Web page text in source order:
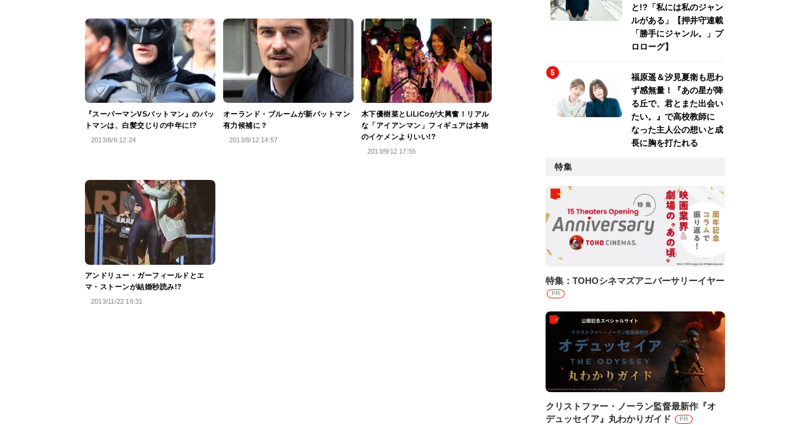
『スーパーマンVSバットマン』のバッ
トマンは、白髪交じりの中年に!?
2013/8/6 12:24
オーランド・ブルームが新バットマン
有力候補に？
2013/8/12 14:57
木下優樹菜とLiLiCoが大興奮！リアル
な「アイアンマン」フィギュアは本物
のイケメンよりいい!?
2013/9/12 17:55
アンドリュー・ガーフィールドとエ
マ・ストーンが結婚秒読み!?
2013/11/22 16:31
と!?「私には私のジャン
ルがある」【押井守連載
「勝手にジャンル。」プ
ロローグ】
福原遥＆汐見夏衛も思わ
ず感無量！『あの星が降
る丘で、君とまた出会い
たい。』で高校教師に
なった主人公の想いと成
長に胸を打たれる
特集
特集：TOHOシネマズアニバーサリーイヤー
PR
クリストファー・ノーラン監督最新作『オ
デュッセイア』丸わかりガイド
PR